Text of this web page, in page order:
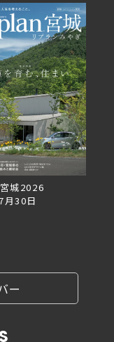
城2026
月30日
ー